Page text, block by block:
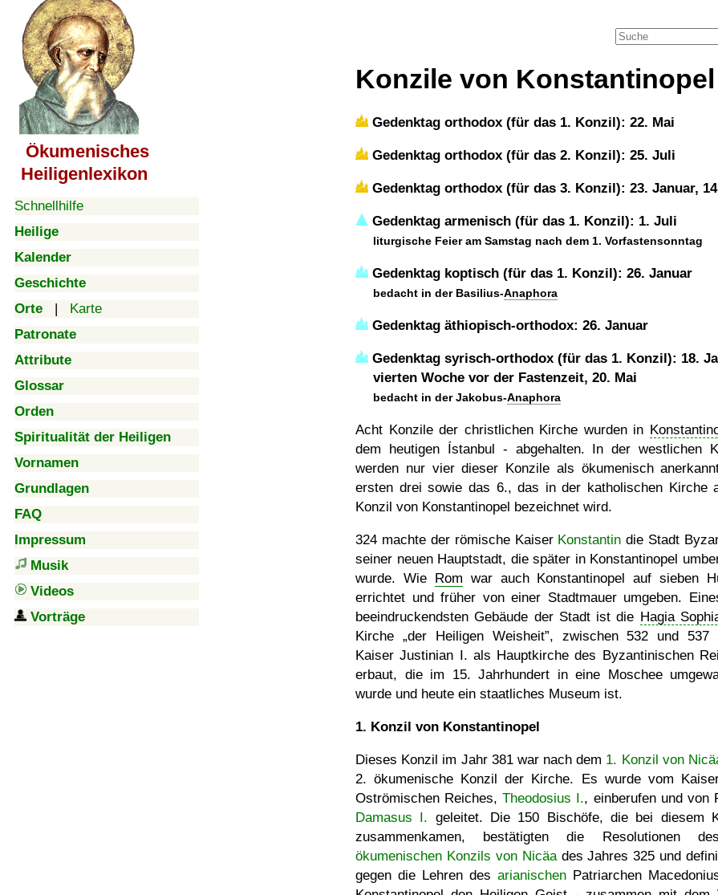
Ökumenisches
Heiligenlexikon
Schnellhilfe
Heilige
Kalender
Geschichte
Orte | Karte
Patronate
Attribute
Glossar
Orden
Spiritualität der Heiligen
Vornamen
Grundlagen
FAQ
Impressum
Musik
Videos
Vorträge
Konzile von Konstantinopel
Gedenktag orthodox (für das 1. Konzil): 22. Mai
Gedenktag orthodox (für das 2. Konzil): 25. Juli
Gedenktag orthodox (für das 3. Konzil): 23. Januar,
Gedenktag armenisch (für das 1. Konzil): 1. Juli
liturgische Feier am Samstag nach dem 1. Vorfastensonntag
Gedenktag koptisch (für das 1. Konzil): 26. Januar
bedacht in der Basilius-Anaphora
Gedenktag äthiopisch-orthodox: 26. Januar
Gedenktag syrisch-orthodox (für das 1. Konzil): 18.
vierten Woche vor der Fastenzeit, 20. Mai
bedacht in der Jakobus-Anaphora
Acht Konzile der christlichen Kirche wurden in
dem heutigen Ístanbul - abgehalten. In der westlichen
werden nur vier dieser Konzile als ökumenisch
ersten drei sowie das 6., das in der katholischen Kirche
Konzil von Konstantinopel bezeichnet wird.
324 machte der römische Kaiser Konstantin die Stadt
seiner neuen Hauptstadt, die später in Konstantinopel
wurde. Wie Rom war auch Konstantinopel auf sieben
errichtet und früher von einer Stadtmauer umgeben.
beeindruckendsten Gebäude der Stadt ist die Hagia
Kirche
der Heiligen Weisheit , zwischen 532 und 537
Kaiser Justinian I. als Hauptkirche des Byzantinischen
erbaut, die im 15. Jahrhundert in eine Moschee
wurde und heute ein staatliches Museum ist.
1. Konzil von Konstantinopel
Dieses Konzil im Jahr 381 war nach dem 1. Konzil von
2. ökumenische Konzil der Kirche. Es wurde vom
Oströmischen Reiches,Theodosius I., einberufen und von
Damasus I. geleitet. Die 150 Bischöfe, die bei diesem
zusammenkamen, bestätigten die Resolutionen
ökumenischen Konzils von Nicäades Jahres 325 und
gegen die Lehren des arianischen Patriarchen